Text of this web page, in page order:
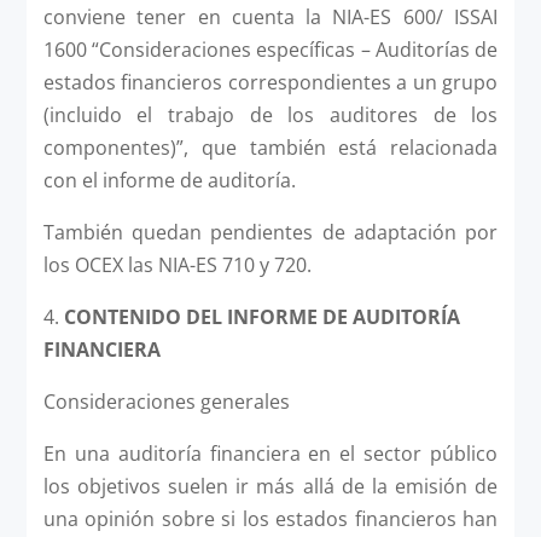
conviene tener en cuenta la NIA-ES 600/ ISSAI
1600 “Consideraciones específicas – Auditorías de
estados financieros correspondientes a un grupo
(incluido el trabajo de los auditores de los
componentes)”, que también está relacionada
con el informe de auditoría.
También quedan pendientes de adaptación por
los OCEX las NIA-ES 710 y 720.
4. CONTENIDO DEL INFORME DE AUDITORÍA
FINANCIERA
Consideraciones generales
En una auditoría financiera en el sector público
los objetivos suelen ir más allá de la emisión de
una opinión sobre si los estados financieros han